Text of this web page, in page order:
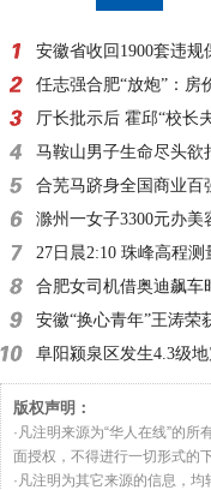
安徽省收回1900套违规
员
任志强合肥“放炮”：房
厅长批示后 霍邱“校长
清
马鞍山男子生命尽头欲
不弃
合芜马跻身全国商业百
滁州一女子3300元办
27日晨2:10 珠峰高程测
合肥女司机借奥迪飙车
飞速度
安徽“换心青年”王涛荣
殊荣
阜阳颍泉区发生4.3级
版权声明：
·凡注明来源为“华人在线”的
面授权，不得进行一切形式的
·凡注明为其它来源的信息，